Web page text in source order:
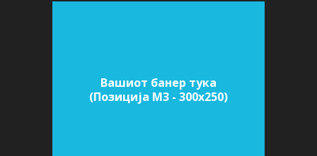
Вашиот банер тука
(Позиција M3 - 300х250)